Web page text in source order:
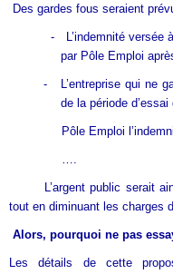
Des gardes fous seraient
-
L’indemnité
par Pôle Emploi
-
L’entreprise qui ne
de la période
Pôle Emploi
L’argent public serait
tout en diminuant les charges
Alors, pourquoi ne pas
Les détails de cette